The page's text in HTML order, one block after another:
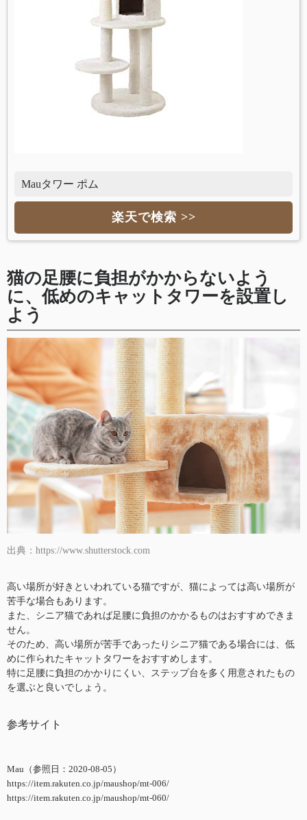
Mauタワー ポム
楽天で検索 >>
猫の足腰に負担がかからないよう
に、低めのキャットタワーを設置し
よう
出典：https://www.shutterstock.com
高い場所が好きといわれている猫ですが、猫によっては高い場所が
苦手な場合もあります。
また、シニア猫であれば足腰に負担のかかるものはおすすめできま
せん。
そのため、高い場所が苦手であったりシニア猫である場合には、低
めに作られたキャットタワーをおすすめします。
特に足腰に負担のかかりにくい、ステップ台を多く用意されたもの
を選ぶと良いでしょう。
参考サイト
Mau（参照日：2020-08-05）
https://item.rakuten.co.jp/maushop/mt-006/
https://item.rakuten.co.jp/maushop/mt-060/